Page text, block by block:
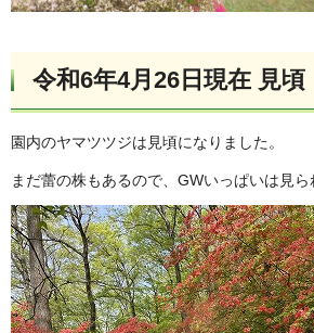
令和6年4月26日現在 見頃
園内のヤマツツジは見頃になりました。
まだ蕾の株もあるので、GWいっぱいは見ら